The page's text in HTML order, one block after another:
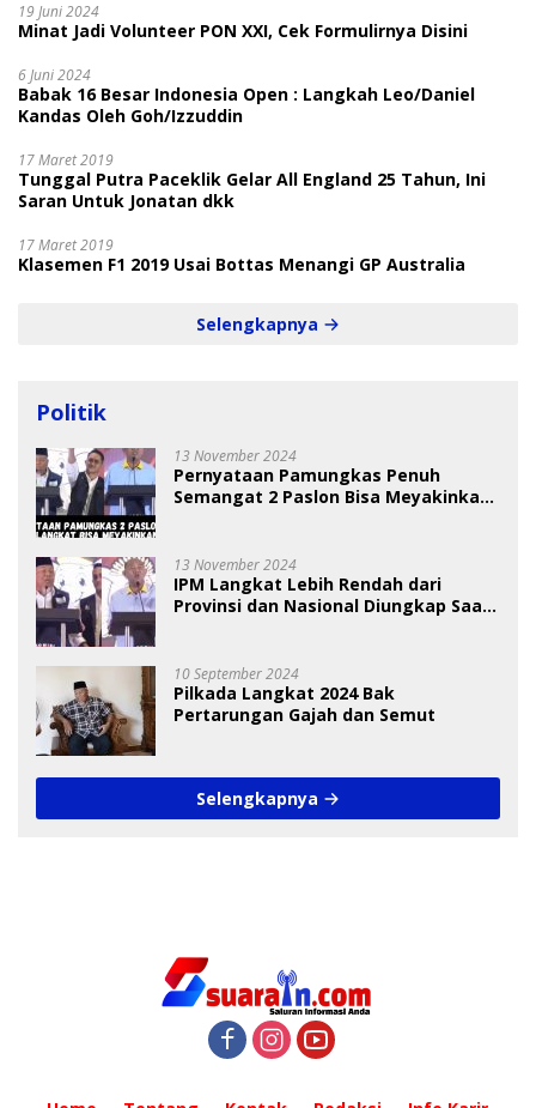
19 Juni 2024
Minat Jadi Volunteer PON XXI, Cek Formulirnya Disini
6 Juni 2024
Babak 16 Besar Indonesia Open : Langkah Leo/Daniel
Kandas Oleh Goh/Izzuddin
17 Maret 2019
Tunggal Putra Paceklik Gelar All England 25 Tahun, Ini
Saran Untuk Jonatan dkk
17 Maret 2019
Klasemen F1 2019 Usai Bottas Menangi GP Australia
Selengkapnya
Politik
13 November 2024
Pernyataan Pamungkas Penuh
Semangat 2 Paslon Bisa Meyakinkan
13 November 2024
IPM Langkat Lebih Rendah dari
Provinsi dan Nasional Diungkap Saat
10 September 2024
Pilkada Langkat 2024 Bak
Pertarungan Gajah dan Semut
Selengkapnya